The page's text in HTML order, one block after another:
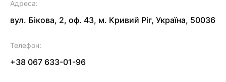
Адреса:
вул. Бікова, 2, оф. 43, м. Кривий Ріг, Україна, 50036
Телефон:
+38 067 633-01-96